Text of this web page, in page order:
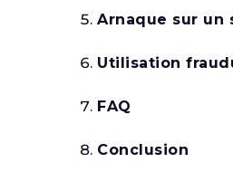
Arnaque sur un
Utilisation
FAQ
Conclusion